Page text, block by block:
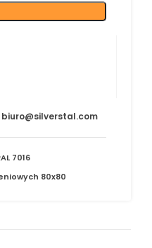
biuro@silverstal.com
7016
80x80